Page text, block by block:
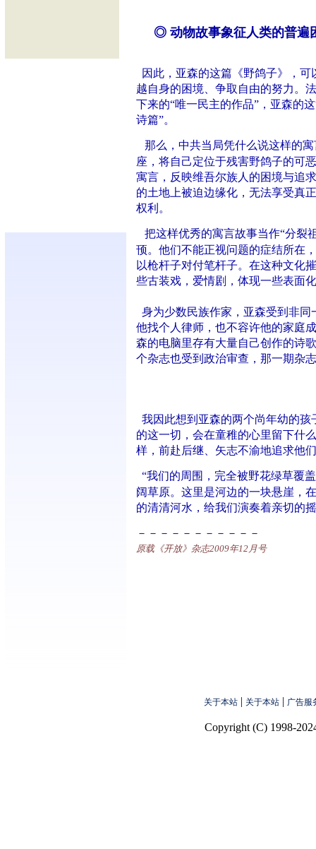
◎ 动物故事象征人类的普遍
因此，亚森的这篇《野鸽子》，
越自身的困境、争取自由的努力。
下来的“唯一民主的作品”，亚森的
诗篇”。
那么，中共当局凭什么说这样的
座，将自己定位于残害野鸽子的可
寓言，反映维吾尔族人的困境与追
的土地上被迫边缘化，无法享受真
权利。
把这样优秀的寓言故事当作“分裂
顸。他们不能正视问题的症结所在
以枪杆子对付笔杆子。在这种文化
些古装戏，爱情剧，体现一些表面
身为少数民族作家，亚森受到非
他找个人律师，也不容许他的家庭
森的电脑里存有大量自己创作的诗
个杂志也受到政治审查，那一期杂
我因此想到亚森的两个尚年幼的
的这一切，会在童稚的心里留下什
样，前赴后继、矢志不渝地追求他
“我们的周围，完全被野花绿草覆
阔草原。这里是河边的一块悬崖，
的清清河水，给我们演奏着亲切的
－－－－－－－－－－－
原载《开放》杂志2009年12月号
关于本站 | 关于本站 | 广告服
Copyright (C) 1998-